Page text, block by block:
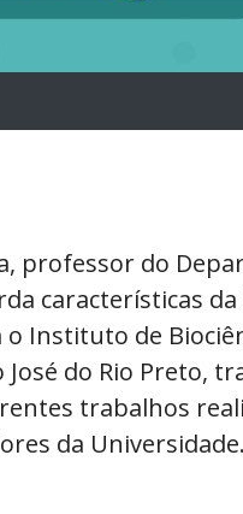
professor do
características da
Instituto de
José do Rio Preto,
trabalhos
da Universidade.